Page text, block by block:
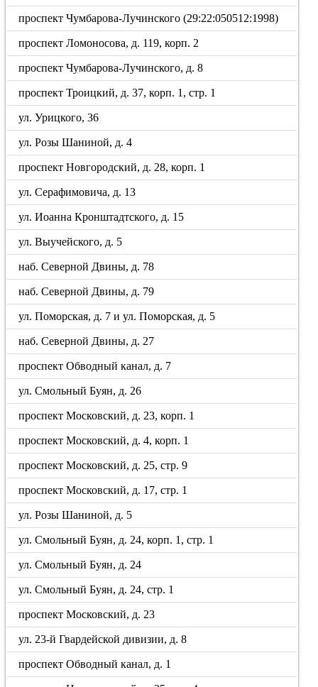
проспект Чумбарова-Лучинского (29:22:050512:1998)
проспект Ломоносова, д. 119, корп. 2
проспект Чумбарова-Лучинского, д. 8
проспект Троицкий, д. 37, корп. 1, стр. 1
ул. Урицкого, 36
ул. Розы Шаниной, д. 4
проспект Новгородский, д. 28, корп. 1
ул. Серафимовича, д. 13
ул. Иоанна Кронштадтского, д. 15
ул. Выучейского, д. 5
наб. Северной Двины, д. 78
наб. Северной Двины, д. 79
ул. Поморская, д. 7 и ул. Поморская, д. 5
наб. Северной Двины, д. 27
проспект Обводный канал, д. 7
ул. Смольный Буян, д. 26
проспект Московский, д. 23, корп. 1
проспект Московский, д. 4, корп. 1
проспект Московский, д. 25, стр. 9
проспект Московский, д. 17, стр. 1
ул. Розы Шаниной, д. 5
ул. Смольный Буян, д. 24, корп. 1, стр. 1
ул. Смольный Буян, д. 24
ул. Смольный Буян, д. 24, стр. 1
проспект Московский, д. 23
ул. 23-й Гвардейской дивизии, д. 8
проспект Обводный канал, д. 1